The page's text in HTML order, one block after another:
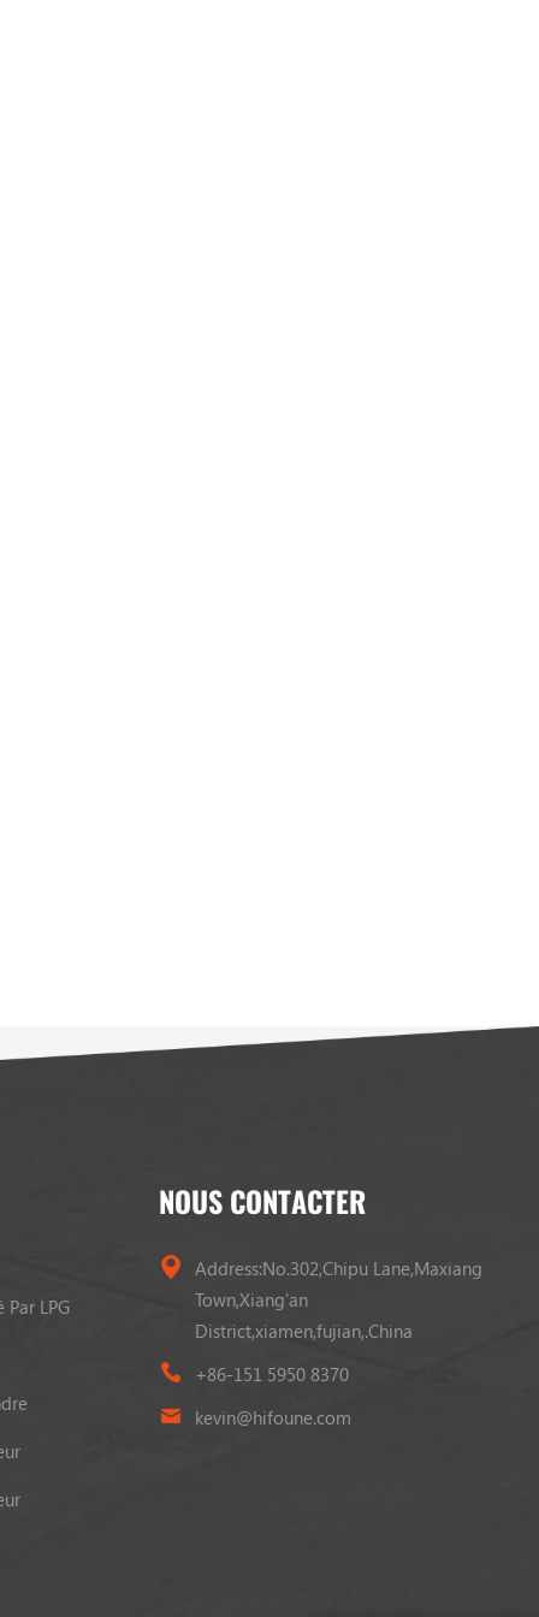
LPG
NOUS CONTACTER
Address:No.302,Chipu Lane,Maxiang
Town,Xiang'an
District,xiamen,fujian,.China
+86-151 5950 8370
kevin@hifoune.com